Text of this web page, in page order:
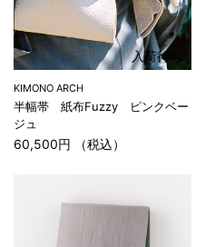
入荷待ち
KIMONO ARCH
半幅帯 紙布Fuzzy ピンクベー
ジュ
60,500円 （税込）